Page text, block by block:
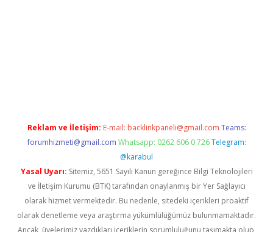
Reklam ve İletişim: E-mail: backlinkpaneli@gmail.com Teams:
forumhizmeti@gmail.com Whatsapp: 0262 606 0 726 Telegram:
@karabul
Yasal Uyarı: Sitemiz, 5651 Sayılı Kanun gereğince Bilgi Teknolojileri
ve İletişim Kurumu (BTK) tarafından onaylanmış bir Yer Sağlayıcı
olarak hizmet vermektedir. Bu nedenle, sitedeki içerikleri proaktif
olarak denetleme veya araştırma yükümlülüğümüz bulunmamaktadır.
Ancak, üyelerimiz yazdıkları içeriklerin sorumluluğunu taşımakta olup,